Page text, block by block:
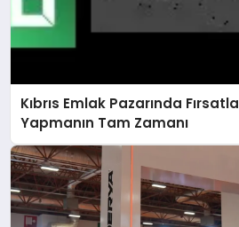
Kıbrıs Emlak Pazarında
Yapmanın Tam Zamanı